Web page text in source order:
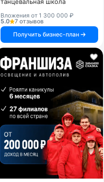
Вложения от 1 300 000 ₽
5.0
7 отзывов
Получить бизнес-план